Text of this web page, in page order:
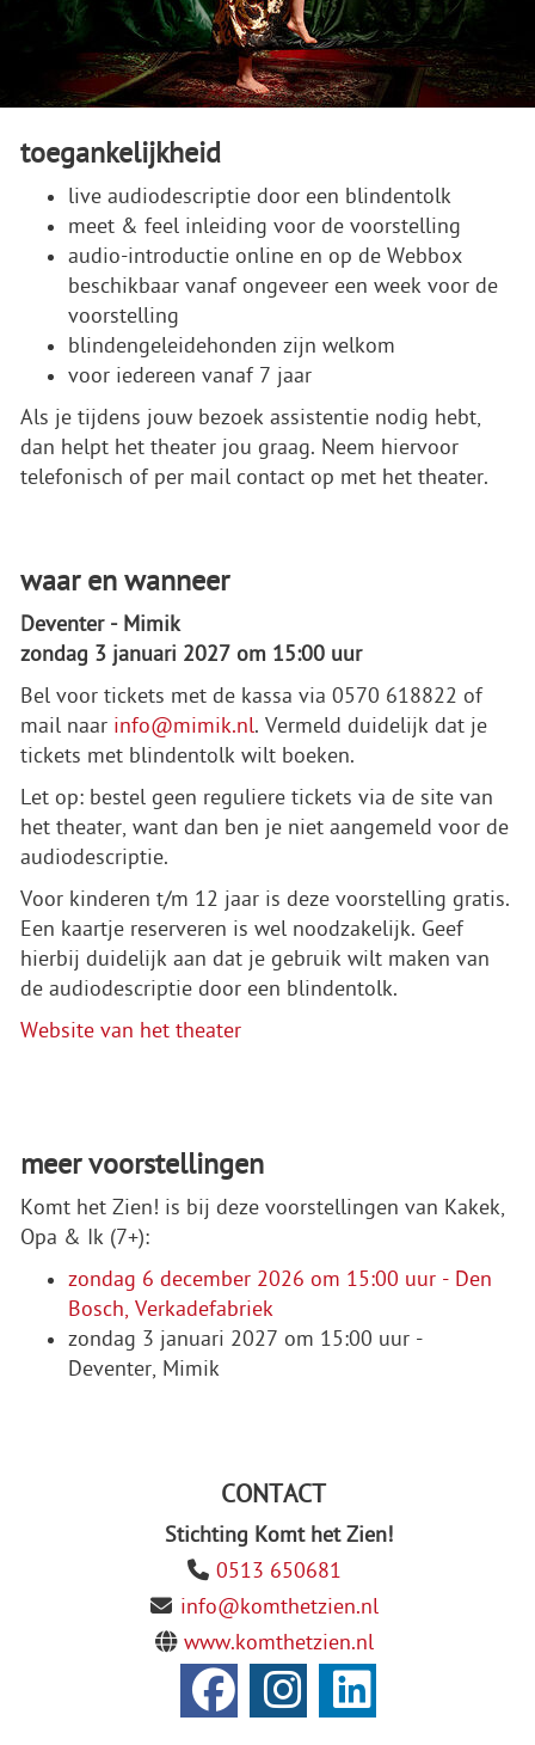
toegankelijkheid
live audiodescriptie door een blindentolk
meet & feel inleiding voor de voorstelling
audio-introductie online en op de Webbox
beschikbaar vanaf ongeveer een week voor de
voorstelling
blindengeleidehonden zijn welkom
voor iedereen vanaf 7 jaar
Als je tijdens jouw bezoek assistentie nodig hebt,
dan helpt het theater jou graag. Neem hiervoor
telefonisch of per mail contact op met het theater.
waar en wanneer
Deventer - Mimik
zondag 3 januari 2027 om 15:00 uur
Bel voor tickets met de kassa via 0570 618822 of
mail naar info@mimik.nl. Vermeld duidelijk dat je
tickets met blindentolk wilt boeken.
Let op: bestel geen reguliere tickets via de site van
het theater, want dan ben je niet aangemeld voor de
audiodescriptie.
Voor kinderen t/m 12 jaar is deze voorstelling gratis.
Een kaartje reserveren is wel noodzakelijk. Geef
hierbij duidelijk aan dat je gebruik wilt maken van
de audiodescriptie door een blindentolk.
Website van het theater
meer voorstellingen
Komt het Zien! is bij deze voorstellingen van Kakek,
Opa & Ik (7+):
zondag 6 december 2026 om 15:00 uur - Den
Bosch, Verkadefabriek
zondag 3 januari 2027 om 15:00 uur -
Deventer, Mimik
CONTACT
Stichting Komt het Zien!
0513 650681
info@komthetzien.nl
www.komthetzien.nl